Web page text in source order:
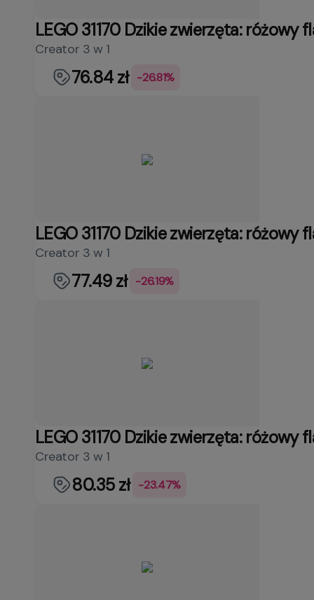
LEGO 31170 Dzikie zwierzęta: różowy
Creator 3 w 1
76.84 zł -26.81%
LEGO 31170 Dzikie zwierzęta: różowy
Creator 3 w 1
77.49 zł -26.19%
LEGO 31170 Dzikie zwierzęta: różowy
Creator 3 w 1
80.35 zł -23.47%